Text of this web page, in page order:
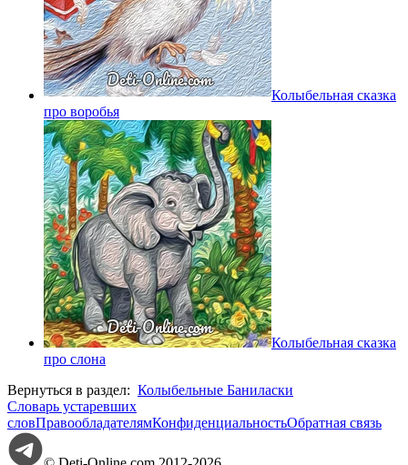
Колыбельная сказка
про воробья
Колыбельная сказка
про слона
Вернуться в раздел: Колыбельные Баниласки
Словарь устаревших
словПравообладателямКонфиденциальностьОбратная связь